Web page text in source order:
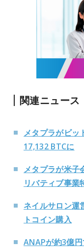
関連ニュース
メタプラがビッ
17,132 BTCに
メタプラが米子
リバティブ事業
ネイルサロン運
トコイン購入
ANAPが約3億